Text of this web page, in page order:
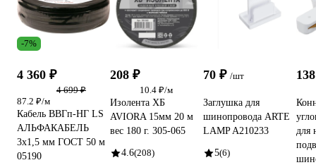
-7%
4 360 ₽
4 699 ₽
87.2 ₽/м
Кабель ВВГп-НГ LS
АЛЬФАКАБЕЛЬ
3х1,5 мм ГОСТ 50 м
05190
208 ₽
10.4 ₽/м
Изолента ХБ
AVIORA 15мм 20 м
вес 180 г. 305-065
4.6(208)
70 ₽ /шт
Заглушка для
шинопровода ARTE
LAMP A210233
5(6)
для